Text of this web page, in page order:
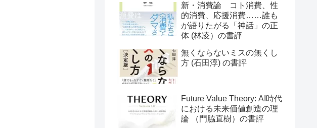
新・消費論 コト消費、性
的消費、応援消費……誰も
が語りたがる「神話」の正
体 (林凌）の書評
無くならないミスの無くし
方 (石田淳) の書評
Future Value Theory: AI時代
における未来価値創造の理
論 （門脇直樹）の書評